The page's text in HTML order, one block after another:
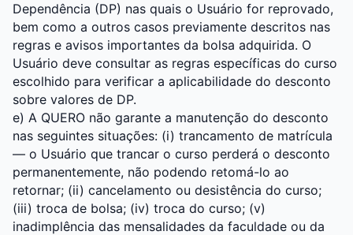
Dependência (DP) nas quais o Usuário for reprovado,
bem como a outros casos previamente descritos nas
regras e avisos importantes da bolsa adquirida. O
Usuário deve consultar as regras específicas do curso
escolhido para verificar a aplicabilidade do desconto
sobre valores de DP.
e) A QUERO não garante a manutenção do desconto
nas seguintes situações: (i) trancamento de matrícula
— o Usuário que trancar o curso perderá o desconto
permanentemente, não podendo retomá-lo ao
retornar; (ii) cancelamento ou desistência do curso;
(iii) troca de bolsa; (iv) troca do curso; (v)
inadimplência das mensalidades da faculdade ou da